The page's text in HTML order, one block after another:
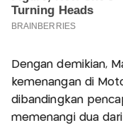
Dengan demikian,
kemenangan di
dibandingkan
memenangi dua